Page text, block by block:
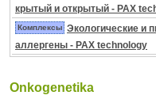
крытый и открытый - PAX
Комплексы Экологические и
аллергены - PAX technology
Onkogenetika